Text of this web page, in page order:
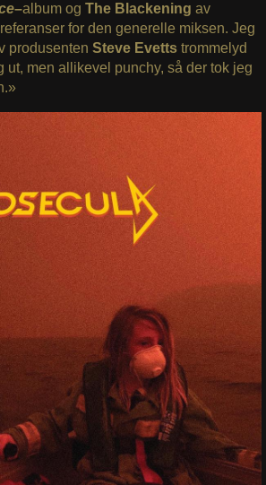
–album og The Blackening av
for den generelle miksen. Jeg
produsenten Steve Evetts trommelyd
ut, men allikevel punchy, så der tok jeg